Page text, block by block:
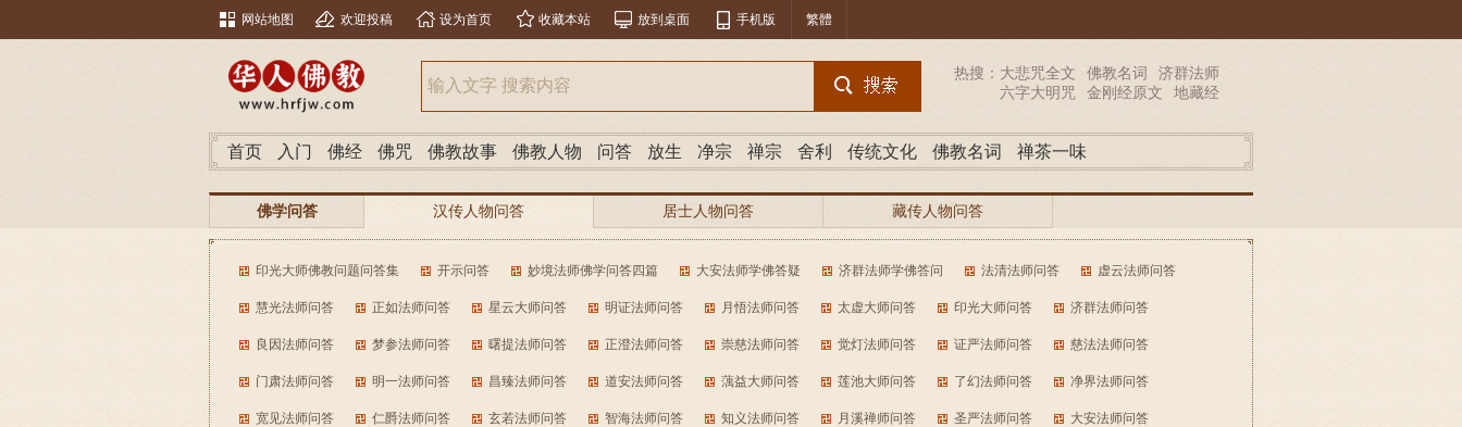
网站地图 欢迎投稿 设为首页 收藏本站 放到桌面 手机版 繁體
热搜： 大悲咒全文 佛教名词
济群法师
六字大明咒
金刚经原文 地藏经
首页 入门 佛经 佛咒 佛教故事 佛教人物 问答 放生 净宗 禅宗 舍利 传统文化 佛教名词 禅茶一味
佛学问答 汉传人物问答 居士人物问答
藏传人物问答
南传人物问答
分类问答
印光大师佛教问题问答集 开示问答 妙境法师佛学问答四篇 大安法师学佛答疑 济群法师学佛答问 法清法师问答 虚云法师问答
慧光法师问答 正如法师问答 星云大师问答 明证法师问答 月悟法师问答 太虚大师问答 印光大师问答 济群法师问答
良因法师问答 梦参法师问答 曙提法师问答 正澄法师问答 崇慈法师问答 觉灯法师问答 证严法师问答 慈法法师问答
门肃法师问答 明一法师问答 昌臻法师问答 道安法师问答 蕅益大师问答 莲池大师问答 了幻法师问答 净界法师问答
宽见法师问答 仁爵法师问答 玄若法师问答 智海法师问答 知义法师问答 月溪禅师问答 圣严法师问答 大安法师问答